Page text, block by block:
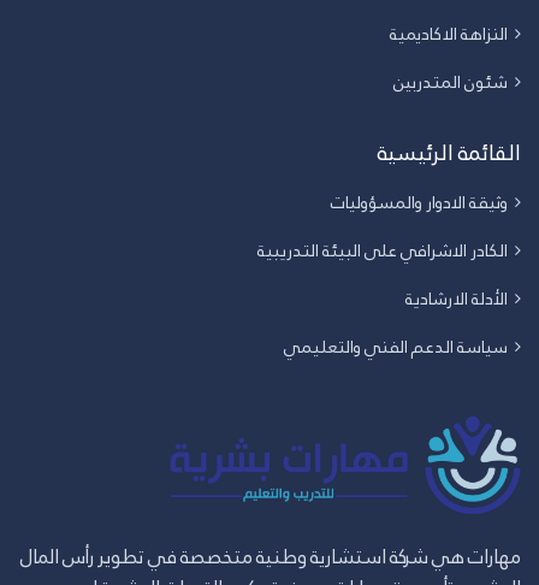
النزاهة الاكاديمية
شئون المتدربين
القائمة الرئيسية
وثيقة الادوار والمسؤوليات
الكادر الاشرافي على البيئة التدريبية
الأدلة الارشادية
سياسة الدعم الفني والتعليمي
مهارات هي شركة استشارية وطنية متخصصة في تطوير رأس المال